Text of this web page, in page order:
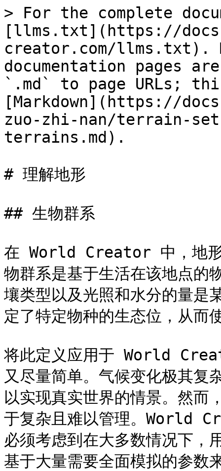
> For the complete
[llms.txt](https://
creator.com/llms.txt).
documentation pages
`.md` to page URLs;
[Markdown](https://
zuo-zhi-nan/terrain-
terrains.md).
# 理解地形
## 生物群系
在 World Creator 中，地形
物群系是基于生活在该地点的
壤类型以及光照和水分的量是
定了特定物种的生态位，从而
将此定义应用于 World
又尽量简单。气候变化极其复
以实现真实世界的情景。然而
于复杂且难以管理。World
必须考虑到在大多数情况下，
基于大量需要全面模拟的参数